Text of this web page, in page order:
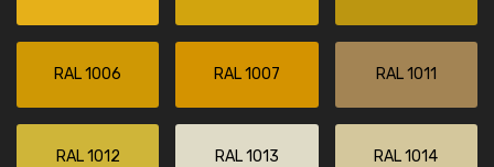
RAL 1006 RAL 1007 RAL 1011
RAL 1012 RAL 1013 RAL 1014